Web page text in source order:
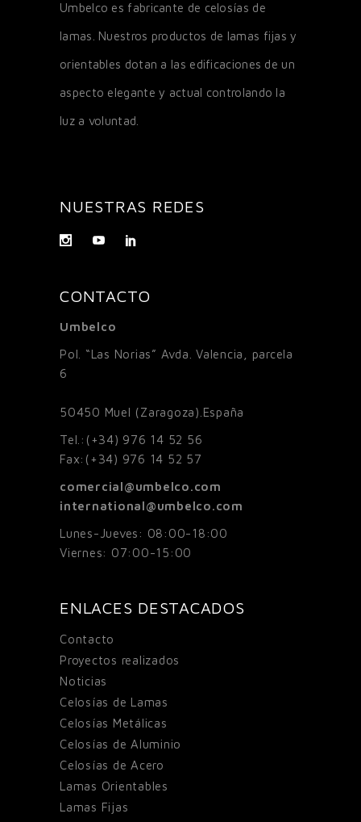
Umbelco es fabricante de celosías de
lamas. Nuestros productos de lamas fijas y
orientables dotan a las edificaciones de un
aspecto elegante y actual controlando la
luz a voluntad.
NUESTRAS REDES
CONTACTO
Umbelco
Pol. “Las Norias” Avda. Valencia, parcela
6
50450 Muel (Zaragoza).España
Tel.: (+34) 976 14 52 56
Fax: (+34) 976 14 52 57
comercial@umbelco.com
international@umbelco.com
Lunes-Jueves: 08:00-18:00
Viernes: 07:00-15:00
ENLACES DESTACADOS
Contacto
Proyectos realizados
Noticias
Celosías de Lamas
Celosías Metálicas
Celosías de Aluminio
Celosías de Acero
Lamas Orientables
Lamas Fijas